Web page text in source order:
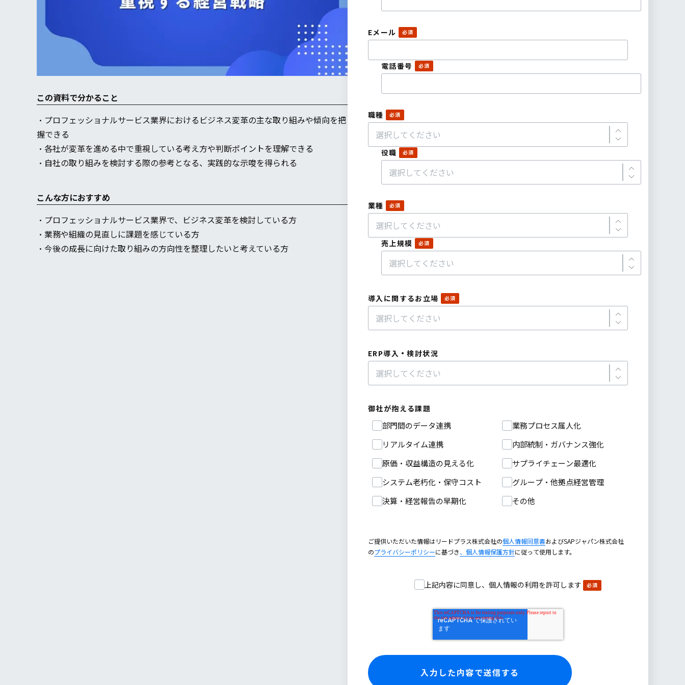
この資料で分かること
・プロフェッショナルサービス業界におけるビジネス変革の主な取り組みや傾向を把
握できる
・各社が変革を進める中で重視している考え方や判断ポイントを理解できる
・自社の取り組みを検討する際の参考となる、実践的な示唆を得られる
こんな方におすすめ
・プロフェッショナルサービス業界で、ビジネス変革を検討している方
・業務や組織の見直しに課題を感じている方
・今後の成長に向けた取り組みの方向性を整理したいと考えている方
Eメール
電話番号
職種
役職
業種
売上規模
導入に関するお立場
ERP導入・検討状況
御社が抱える課題
部門間のデータ連携
業務プロセス属人化
リアルタイム連携
内部統制・ガバナンス強化
原価・収益構造の見える化
サプライチェーン最適化
システム老朽化・保守コスト
グループ・他拠点経営管理
決算・経営報告の早期化
その他
ご提供いただいた情報はリードプラス株式会社の個人情報同意書およびSAPジャパン株式会社
のプライバシーポリシーに基づき、個人情報保護方針に従って使用します。
上記内容に同意し、個人情報の利用を許可します